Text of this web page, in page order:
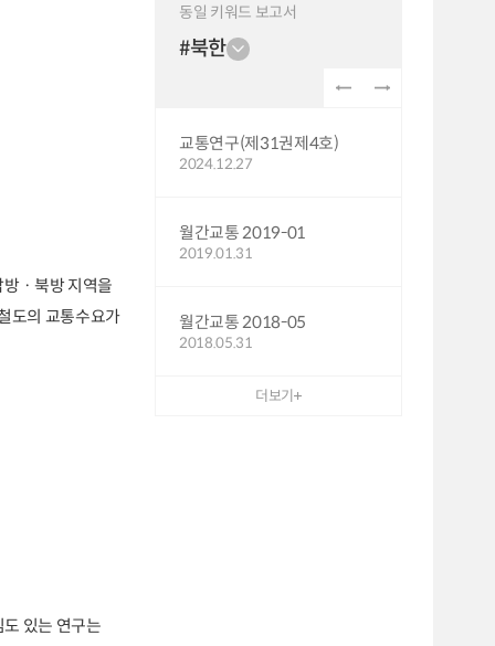
방ㆍ북방 지역을
도의 교통수요가
있는 연구는
동일 키워드 보고서
#북한
교통연구(제31권제4호)
2024.12.27
월간교통 2019-01
2019.01.31
월간교통 2018-05
2018.05.31
더보기